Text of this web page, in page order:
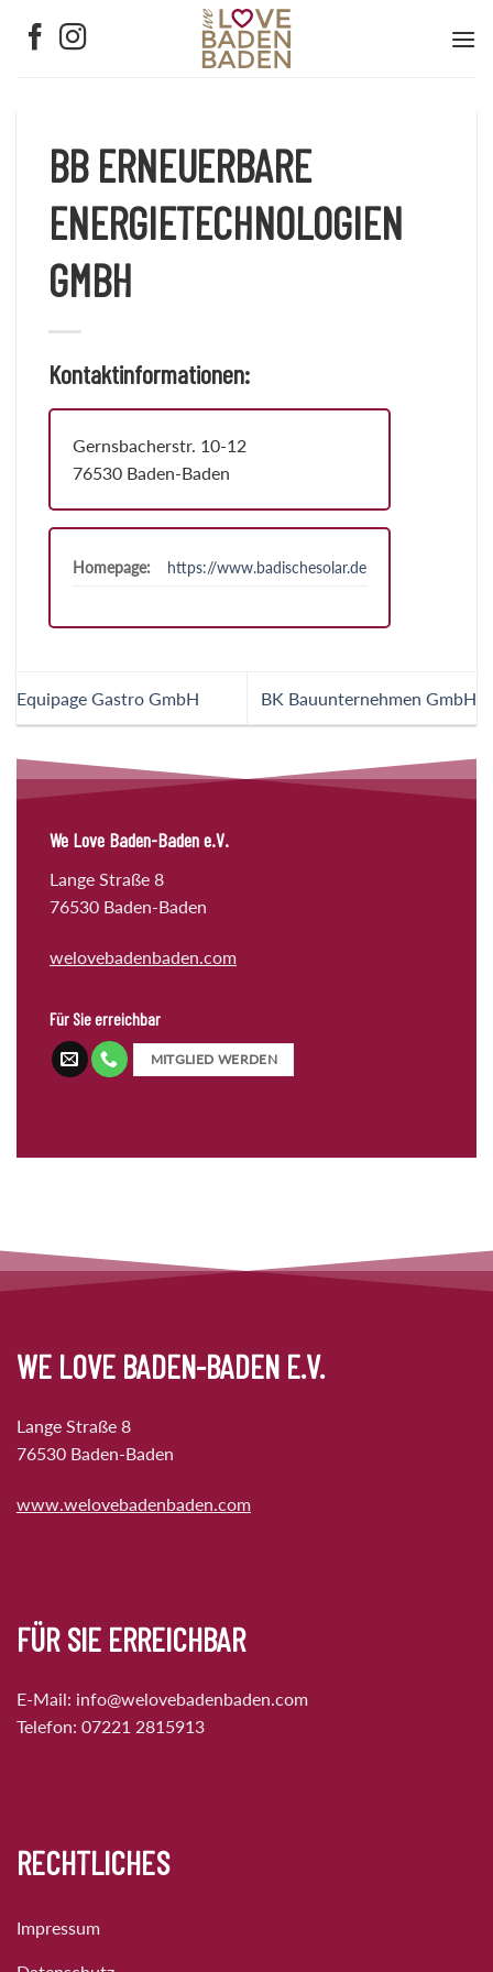
Inhalt
BB ERNEUERBARE
ENERGIETECHNOLOGIEN
GMBH
Kontaktinformationen:
Gernsbacherstr. 10-12
76530 Baden-Baden
Homepage: https://www.badischesolar.de
Equipage Gastro GmbH BK Bauunternehmen GmbH
We Love Baden-Baden e.V.
Lange Straße 8
76530 Baden-Baden
welovebadenbaden.com
Für Sie erreichbar
MITGLIED WERDEN
WE LOVE BADEN-BADEN E.V.
Lange Straße 8
76530 Baden-Baden
www.welovebadenbaden.com
FÜR SIE ERREICHBAR
E-Mail: info@welovebadenbaden.com
Telefon: 07221 2815913
RECHTLICHES
Impressum